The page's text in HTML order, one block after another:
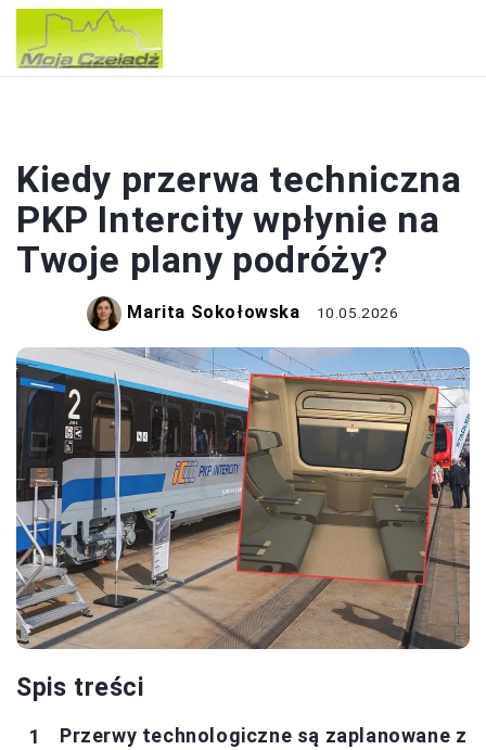
Kiedy przerwa techniczna
PKP Intercity wpłynie na
Twoje plany podróży?
Marita Sokołowska 10.05.2026
Spis treści
Przerwy technologiczne są zaplanowane z